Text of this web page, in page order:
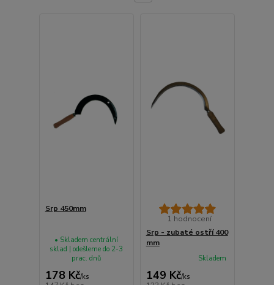
Srp 450mm
178 Kč/ks
• Skladem centrální
sklad | odešleme do 2-3
prac. dnů
1 hodnocení
Srp - zubaté ostří 400
mm
149 Kč/ks
Skladem